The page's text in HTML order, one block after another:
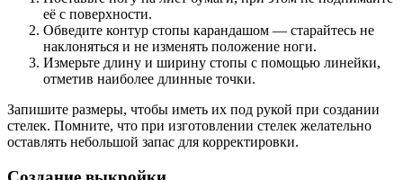
её с поверхности.
Обведите контур стопы карандашом — старайтесь не
наклоняться и не изменять положение ноги.
Измерьте длину и ширину стопы с помощью линейки,
отметив наиболее длинные точки.
Запишите размеры, чтобы иметь их под рукой при создании
стелек. Помните, что при изготовлении стелек желательно
оставлять небольшой запас для корректировки.